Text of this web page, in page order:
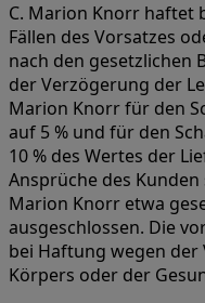
C. Marion Knorr haftet
Fällen des Vorsatzes
nach den gesetzlichen
der Verzögerung der
Marion Knorr für den
auf 5 % und für den
10 % des Wertes der
Ansprüche des
Marion Knorr etwa
ausgeschlossen. Die
bei Haftung wegen der
Körpers oder der